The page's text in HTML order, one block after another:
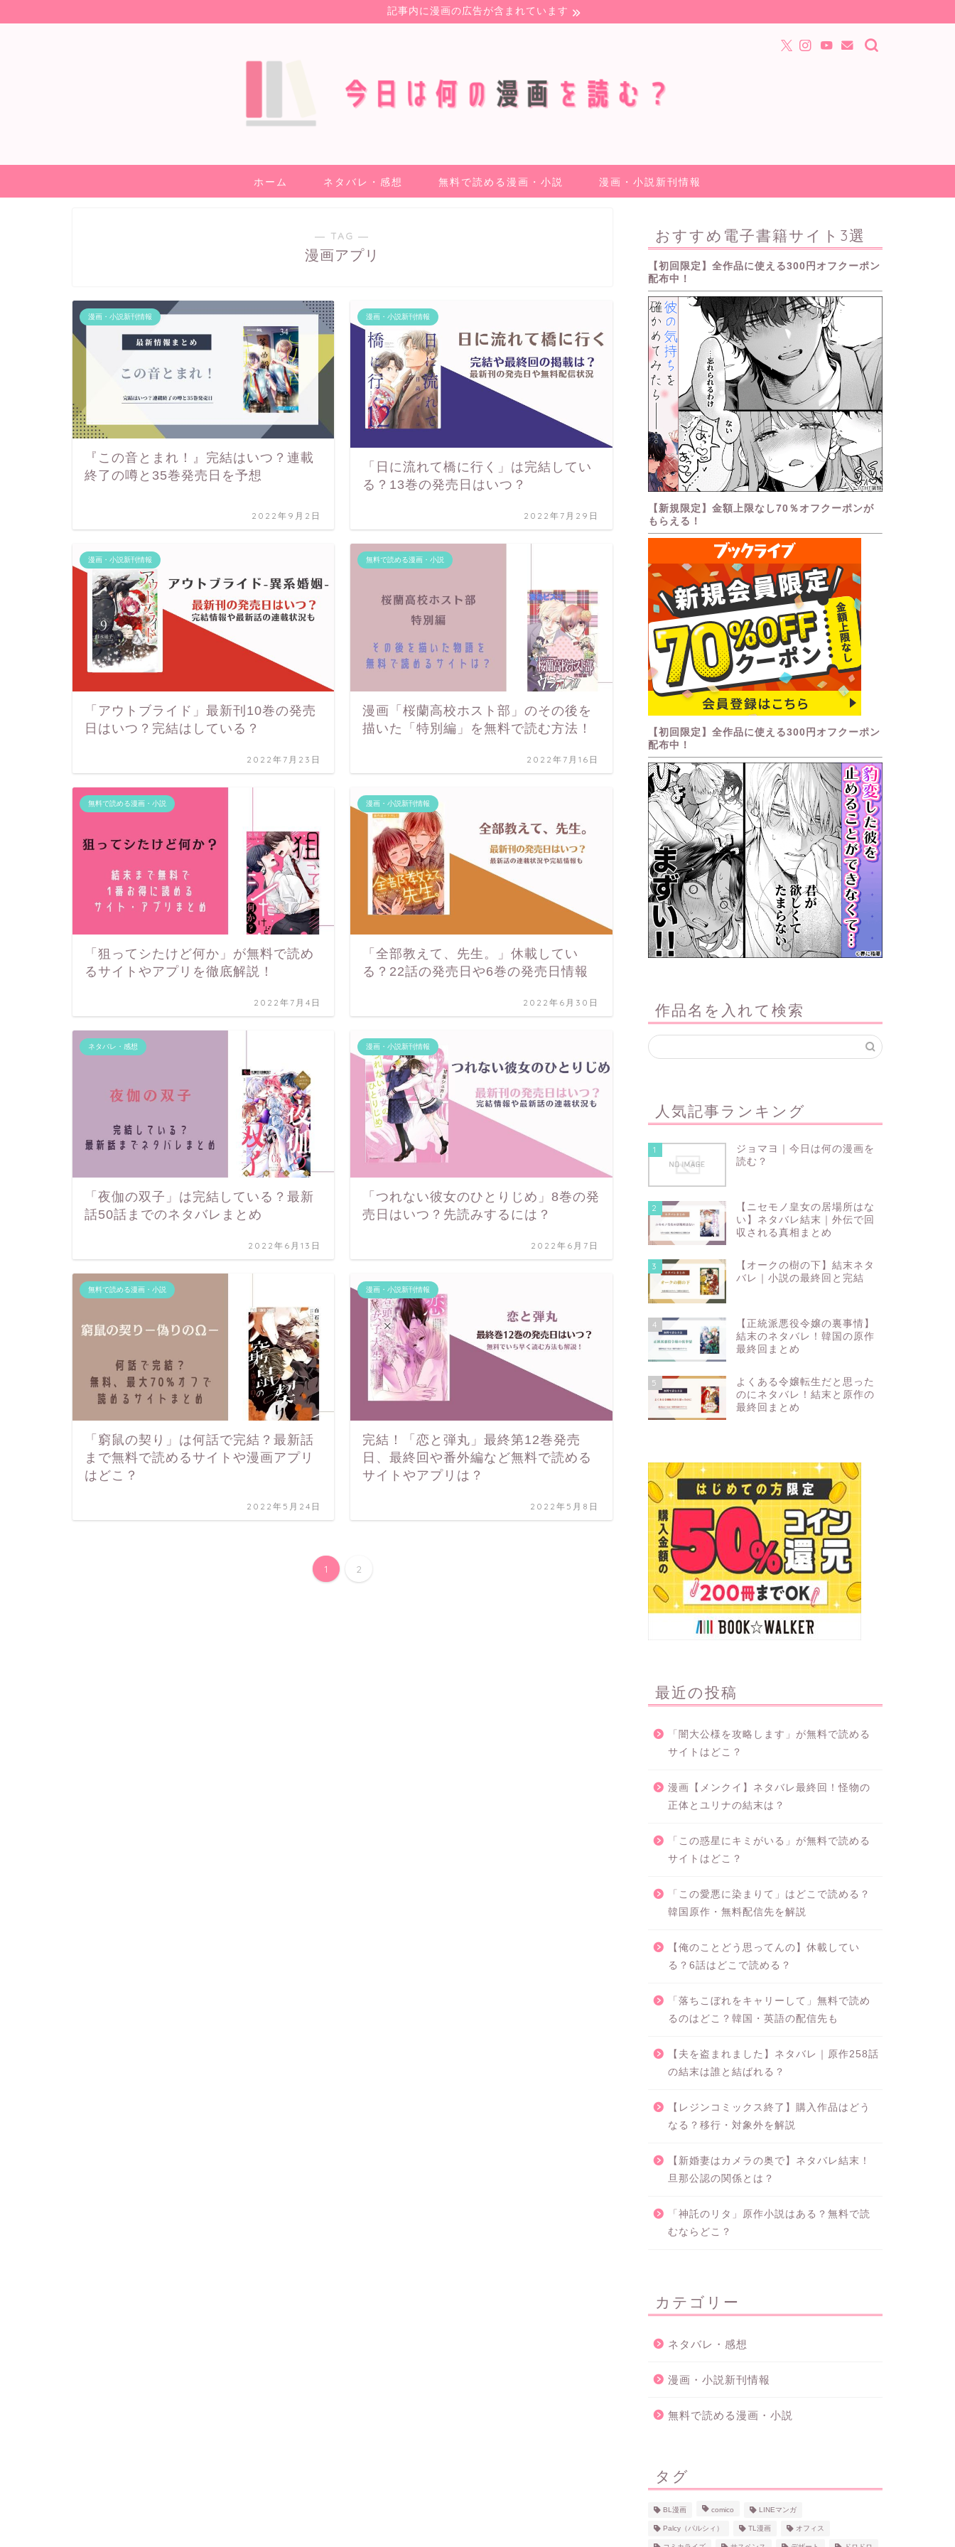
記事内に漫画の広告が含まれています
ホーム ネタバレ・感想 無料で読める漫画・小説 漫画・小説新刊情報
― TAG ―
漫画アプリ
漫画・小説新刊情報
『この音とまれ！』完結はいつ？連載
終了の噂と35巻発売日を予想
2022年9月2日
漫画・小説新刊情報
「日に流れて橋に行く」は完結してい
る？13巻の発売日はいつ？
2022年7月29日
漫画・小説新刊情報
「アウトブライド」最新刊10巻の発売
日はいつ？完結はしている？
2022年7月23日
無料で読める漫画・小説
漫画「桜蘭高校ホスト部」のその後を
描いた「特別編」を無料で読む方法！
2022年7月16日
無料で読める漫画・小説
「狙ってシたけど何か」が無料で読め
るサイトやアプリを徹底解説！
2022年7月4日
漫画・小説新刊情報
「全部教えて、先生。」休載してい
る？22話の発売日や6巻の発売日情報
2022年6月30日
ネタバレ・感想
「夜伽の双子」は完結している？最新
話50話までのネタバレまとめ
2022年6月13日
漫画・小説新刊情報
「つれない彼女のひとりじめ」8巻の発
売日はいつ？先読みするには？
2022年6月7日
無料で読める漫画・小説
「窮鼠の契り」は何話で完結？最新話
まで無料で読めるサイトや漫画アプリ
はどこ？
2022年5月24日
漫画・小説新刊情報
完結！「恋と弾丸」最終第12巻発売
日、最終回や番外編など無料で読める
サイトやアプリは？
2022年5月8日
1 2
おすすめ電子書籍サイト3選
【初回限定】全作品に使える300円オフクーポン
配布中！
【新規限定】金額上限なし70％オフクーポンが
もらえる！
【初回限定】全作品に使える300円オフクーポン
配布中！
作品名を入れて検索
人気記事ランキング
1
ジョマヨ｜今日は何の漫画を
読む？
2
【ニセモノ皇女の居場所はな
い】ネタバレ結末｜外伝で回
収される真相まとめ
3
【オークの樹の下】結末ネタ
バレ｜小説の最終回と完結
4
【正統派悪役令嬢の裏事情】
結末のネタバレ！韓国の原作
最終回まとめ
5
よくある令嬢転生だと思った
のにネタバレ！結末と原作の
最終回まとめ
最近の投稿
「闇大公様を攻略します」が無料で読める
サイトはどこ？
漫画【メンクイ】ネタバレ最終回！怪物の
正体とユリナの結末は？
「この惑星にキミがいる」が無料で読める
サイトはどこ？
「この愛悪に染まりて」はどこで読める？
韓国原作・無料配信先を解説
【俺のことどう思ってんの】休載してい
る？6話はどこで読める？
「落ちこぼれをキャリーして」無料で読め
るのはどこ？韓国・英語の配信先も
【夫を盗まれました】ネタバレ｜原作258話
の結末は誰と結ばれる？
【レジンコミックス終了】購入作品はどう
なる？移行・対象外を解説
【新婚妻はカメラの奥で】ネタバレ結末！
旦那公認の関係とは？
「神託のリタ」原作小説はある？無料で読
むならどこ？
カテゴリー
ネタバレ・感想
漫画・小説新刊情報
無料で読める漫画・小説
タグ
BL漫画 comico LINEマンガ
Palcy（パルシィ） TL漫画 オフィス